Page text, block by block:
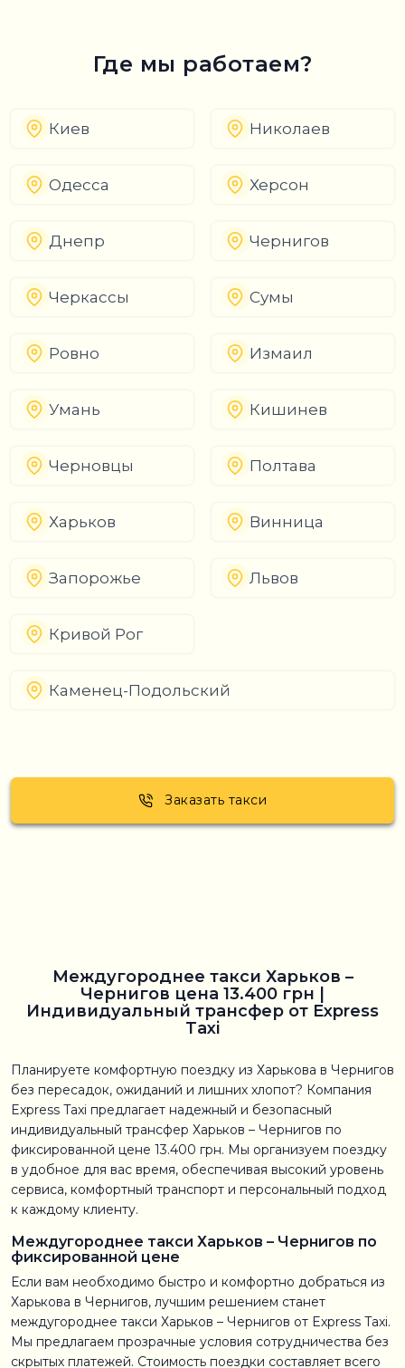
Где мы работаем?
Киев Николаев
Одесса Херсон
Днепр Чернигов
Черкассы Сумы
Ровно Измаил
Умань Кишинев
Черновцы Полтава
Харьков Винница
Запорожье Львов
Кривой Рог
Каменец-Подольский
Заказать такси
Междугороднее такси Харьков –
Чернигов цена 13.400 грн |
Индивидуальный трансфер от Express
Taxi
Планируете комфортную поездку из Харькова в Чернигов
без пересадок, ожиданий и лишних хлопот? Компания
Express Taxi предлагает надежный и безопасный
индивидуальный трансфер Харьков – Чернигов по
фиксированной цене 13.400 грн. Мы организуем поездку
в удобное для вас время, обеспечивая высокий уровень
сервиса, комфортный транспорт и персональный подход
к каждому клиенту.
Междугороднее такси Харьков – Чернигов по
фиксированной цене
Если вам необходимо быстро и комфортно добраться из
Харькова в Чернигов, лучшим решением станет
междугороднее такси Харьков – Чернигов от Express Taxi.
Мы предлагаем прозрачные условия сотрудничества без
скрытых платежей. Стоимость поездки составляет всего